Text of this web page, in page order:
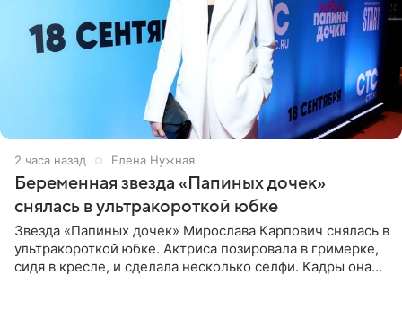
2 часа назад Елена Нужная
Беременная звезда «Папиных дочек»
снялась в ультракороткой юбке
Звезда «Папиных дочек» Мирослава Карпович снялась в
ультракороткой юбке. Актриса позировала в гримерке,
сидя в кресле, и сделала несколько селфи. Кадры она